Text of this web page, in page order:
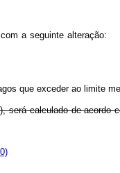
com a seguinte
que exceder ao limite
será calculado de acordo